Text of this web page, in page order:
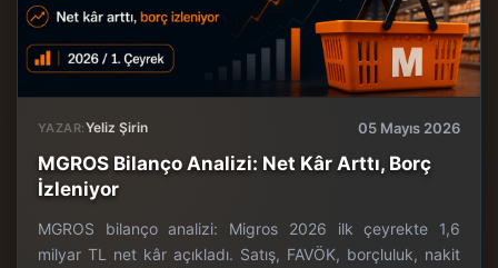
YAZAR:Yeliz Şirin 05 Mayıs 2026
MGROS Bilanço Analizi: Net Kâr Arttı, Borç
İzleniyor
MGROS bilanço analizi: Migros 2026 ilk çeyrekte 1,6
milyar TL net kâr açıkladı. Satış, FAVÖK, borçluluk, nakit